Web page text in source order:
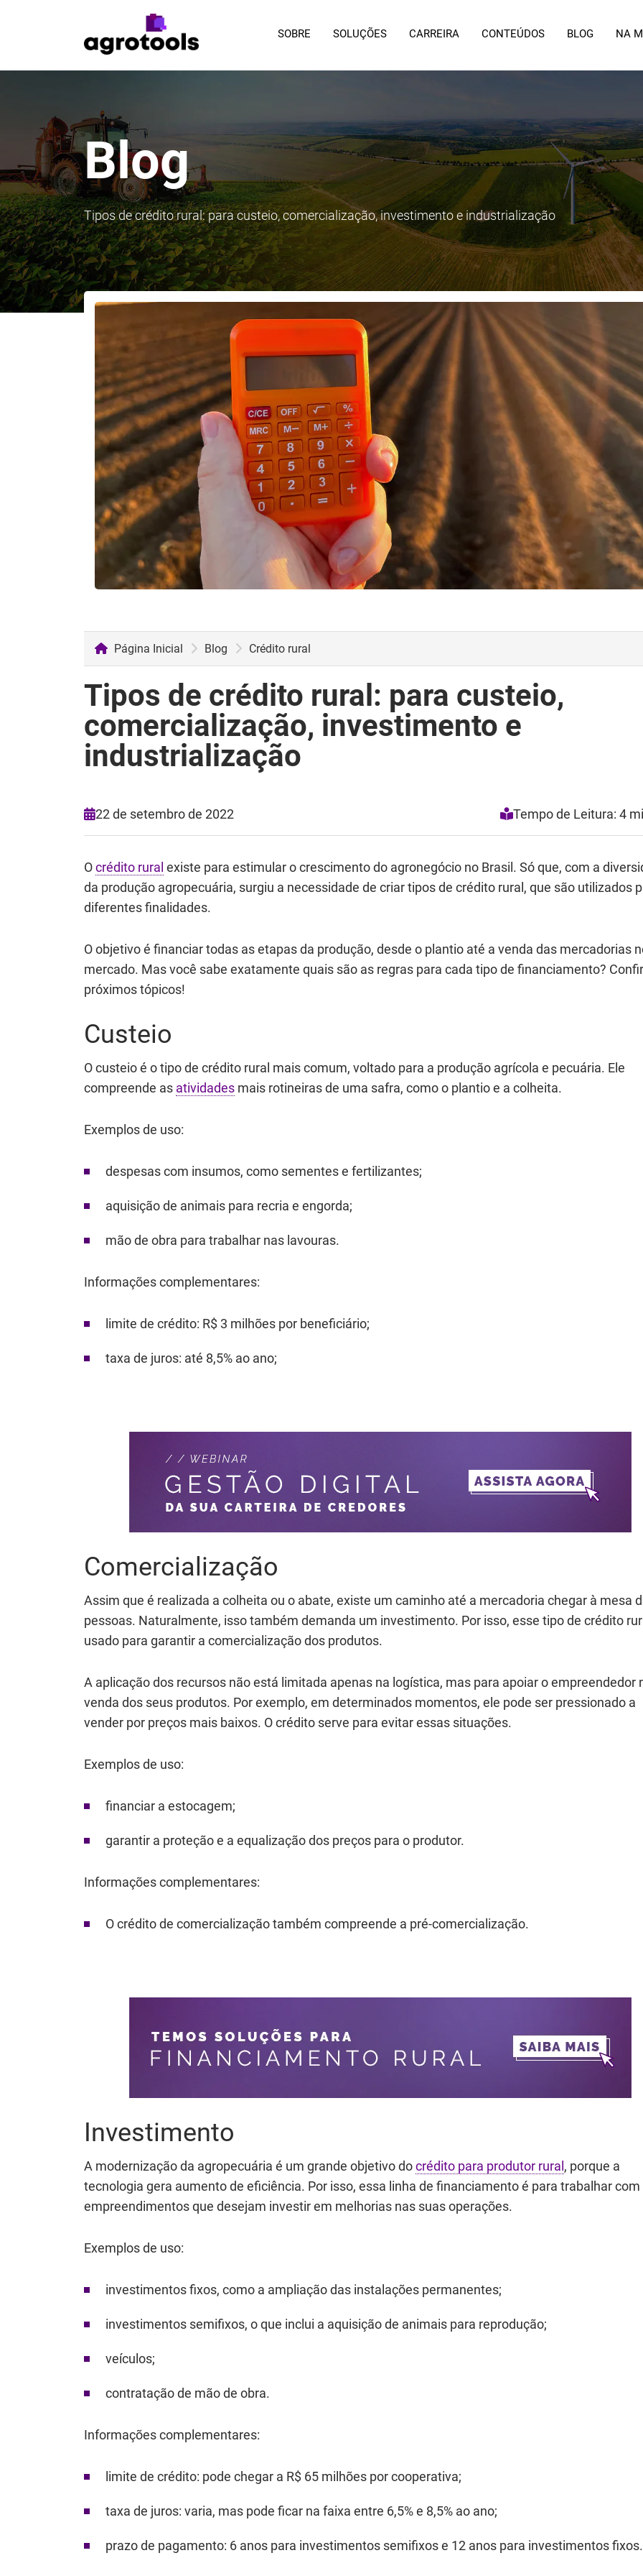
SOBRE SOLUÇÕES CARREIRA CONTEÚDOS BLOG NA
Blog
Tipos de crédito rural: para custeio, comercialização, investimento e industrialização
Página Inicial Blog Crédito rural
Tipos de crédito rural: para custeio,
comercialização, investimento e
industrialização
22 de setembro de 2022 Tempo de Leitura: 4
Ocrédito rural existe para estimular o crescimento do agronegócio no Brasil. Só que, com a
da produção agropecuária, surgiu a necessidade de criar tipos de crédito rural, que são utilizados
diferentes finalidades.
O objetivo é financiar todas as etapas da produção, desde o plantio até a venda das mercadorias
mercado. Mas você sabe exatamente quais são as regras para cada tipo de financiamento?
próximos tópicos!
Custeio
O custeio é o tipo de crédito rural mais comum, voltado para a produção agrícola e pecuária. Ele
compreende as atividades mais rotineiras de uma safra, como o plantio e a colheita.
Exemplos de uso:
despesas com insumos, como sementes e fertilizantes;
aquisição de animais para recria e engorda;
mão de obra para trabalhar nas lavouras.
Informações complementares:
limite de crédito: R$ 3 milhões por beneficiário;
taxa de juros: até 8,5% ao ano;
Comercialização
Assim que é realizada a colheita ou o abate, existe um caminho até a mercadoria chegar à mesa
pessoas. Naturalmente, isso também demanda um investimento. Por isso, esse tipo de crédito
usado para garantir a comercialização dos produtos.
A aplicação dos recursos não está limitada apenas na logística, mas para apoiar o empreendedor
venda dos seus produtos. Por exemplo, em determinados momentos, ele pode ser pressionado a
vender por preços mais baixos. O crédito serve para evitar essas situações.
Exemplos de uso:
financiar a estocagem;
garantir a proteção e a equalização dos preços para o produtor.
Informações complementares:
O crédito de comercialização também compreende a pré-comercialização.
Investimento
A modernização da agropecuária é um grande objetivo docrédito para produtor rural , porque a
tecnologia gera aumento de eficiência. Por isso, essa linha de financiamento é para trabalhar com
empreendimentos que desejam investir em melhorias nas suas operações.
Exemplos de uso:
investimentos fixos, como a ampliação das instalações permanentes;
investimentos semifixos, o que inclui a aquisição de animais para reprodução;
veículos;
contratação de mão de obra.
Informações complementares:
limite de crédito: pode chegar a R$ 65 milhões por cooperativa;
taxa de juros: varia, mas pode ficar na faixa entre 6,5% e 8,5% ao ano;
prazo de pagamento: 6 anos para investimentos semifixos e 12 anos para investimentos fixos.